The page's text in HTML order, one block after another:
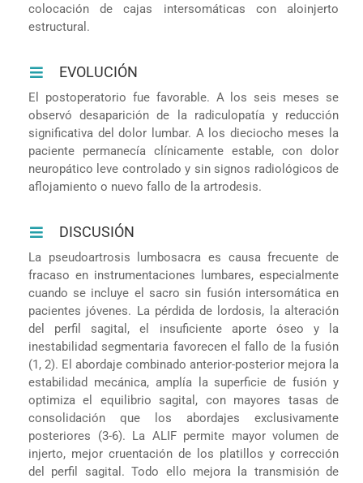
colocación de cajas intersomáticas con aloinjerto
estructural.
EVOLUCIÓN
El postoperatorio fue favorable. A los seis meses se
observó desaparición de la radiculopatía y reducción
significativa del dolor lumbar. A los dieciocho meses la
paciente permanecía clínicamente estable, con dolor
neuropático leve controlado y sin signos radiológicos de
aflojamiento o nuevo fallo de la artrodesis.
DISCUSIÓN
La pseudoartrosis lumbosacra es causa frecuente de
fracaso en instrumentaciones lumbares, especialmente
cuando se incluye el sacro sin fusión intersomática en
pacientes jóvenes. La pérdida de lordosis, la alteración
del perfil sagital, el insuficiente aporte óseo y la
inestabilidad segmentaria favorecen el fallo de la fusión
(1, 2). El abordaje combinado anterior-posterior mejora la
estabilidad mecánica, amplía la superficie de fusión y
optimiza el equilibrio sagital, con mayores tasas de
consolidación que los abordajes exclusivamente
posteriores (3-6). La ALIF permite mayor volumen de
injerto, mejor cruentación de los platillos y corrección
del perfil sagital. Todo ello mejora la transmisión de